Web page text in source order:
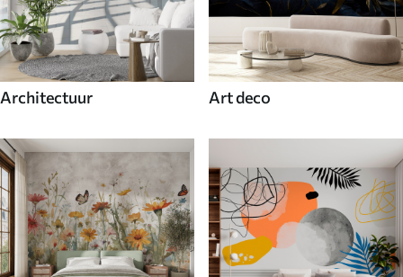
Architectuur Art deco